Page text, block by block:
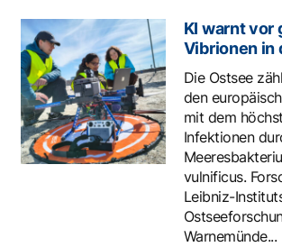
KI warnt vor
Vibrionen in
Die Ostsee
den
mit dem
Infektionen
vulnificus.
Leibniz-
Warnemünde...